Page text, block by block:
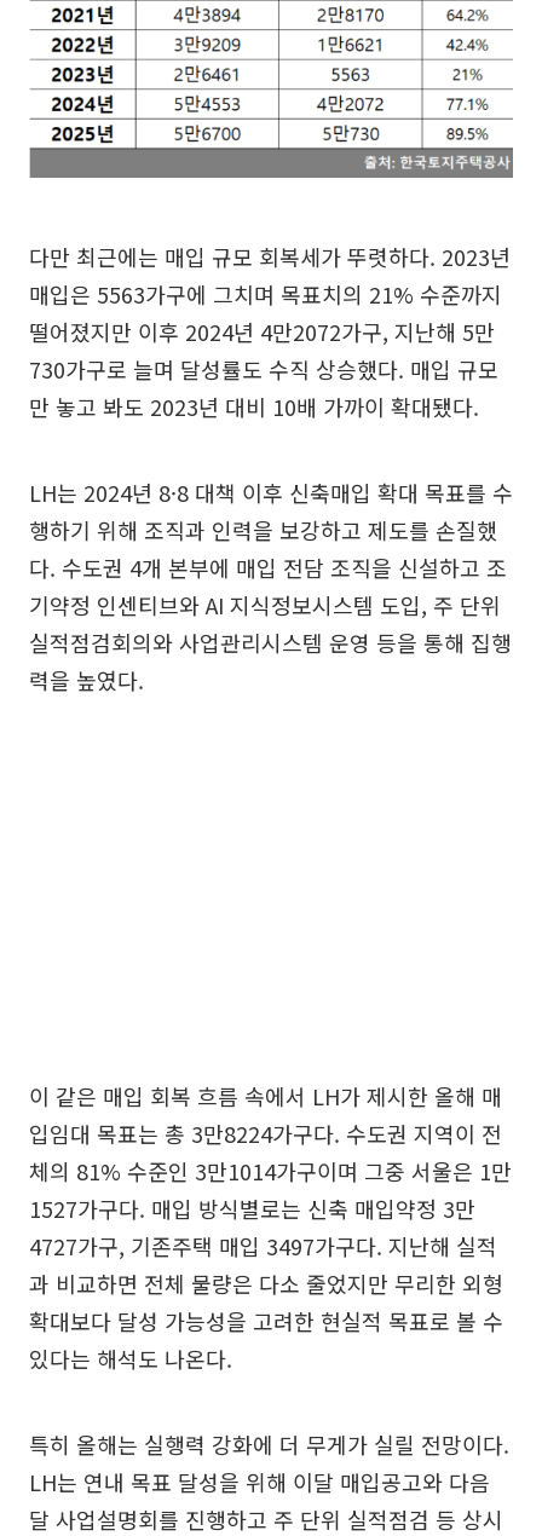
다만 최근에는 매입 규모 회복세가 뚜렷하다. 2023년
매입은 5563가구에 그치며 목표치의 21% 수준까지
떨어졌지만 이후 2024년 4만2072가구, 지난해 5만
730가구로 늘며 달성률도 수직 상승했다. 매입 규모
만 놓고 봐도 2023년 대비 10배 가까이 확대됐다.
LH는 2024년 8·8 대책 이후 신축매입 확대 목표를 수
행하기 위해 조직과 인력을 보강하고 제도를 손질했
다. 수도권 4개 본부에 매입 전담 조직을 신설하고 조
기약정 인센티브와 AI 지식정보시스템 도입, 주 단위
실적점검회의와 사업관리시스템 운영 등을 통해 집행
력을 높였다.
이 같은 매입 회복 흐름 속에서 LH가 제시한 올해 매
입임대 목표는 총 3만8224가구다. 수도권 지역이 전
체의 81% 수준인 3만1014가구이며 그중 서울은 1만
1527가구다. 매입 방식별로는 신축 매입약정 3만
4727가구, 기존주택 매입 3497가구다. 지난해 실적
과 비교하면 전체 물량은 다소 줄었지만 무리한 외형
확대보다 달성 가능성을 고려한 현실적 목표로 볼 수
있다는 해석도 나온다.
특히 올해는 실행력 강화에 더 무게가 실릴 전망이다.
LH는 연내 목표 달성을 위해 이달 매입공고와 다음
달 사업설명회를 진행하고 주 단위 실적점검 등 상시